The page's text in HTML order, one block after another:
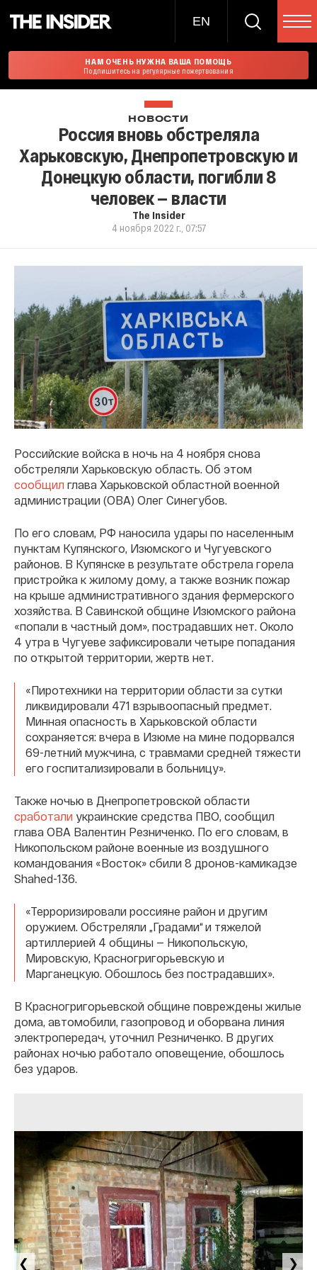
EN
НАМ ОЧЕНЬ НУЖНА ВАША ПОМОЩЬ
Подпишитесь на регулярные пожертвования
НОВОСТИ
Россия вновь обстреляла
Харьковскую, Днепропетровскую и
Донецкую области, погибли 8
человек — власти
The Insider
4 ноября 2022 г., 07:57
Российские войска в ночь на 4 ноября снова
обстреляли Харьковскую область. Об этом
сообщил глава Харьковской областной военной
администрации (ОВА) Олег Синегубов.
По его словам, РФ наносила удары по населенным
пунктам Купянского, Изюмского и Чугуевского
районов. В Купянске в результате обстрела горела
пристройка к жилому дому, а также возник пожар
на крыше административного здания фермерского
хозяйства. В Савинской общине Изюмского района
«попали в частный дом», пострадавших нет. Около
4 утра в Чугуеве зафиксировали четыре попадания
по открытой территории, жертв нет.
«Пиротехники на территории области за сутки
ликвидировали 471 взрывоопасный предмет.
Минная опасность в Харьковской области
сохраняется: вчера в Изюме на мине подорвался
69-летний мужчина, с травмами средней тяжести
его госпитализировали в больницу».
Также ночью в Днепропетровской области
сработали украинские средства ПВО, сообщил
глава ОВА Валентин Резниченко. По его словам, в
Никопольском районе военные из воздушного
командования «Восток» сбили 8 дронов-камикадзе
Shahed-136.
«Терроризировали россияне район и другим
оружием. Обстреляли „Градами“ и тяжелой
артиллерией 4 общины — Никопольскую,
Мировскую, Красногригорьевскую и
Марганецкую. Обошлось без пострадавших».
В Красногригорьевской общине повреждены жилые
дома, автомобили, газопровод и оборвана линия
электропередач, уточнил Резниченко. В других
районах ночью работало оповещение, обошлось
без ударов.
❮ ❯